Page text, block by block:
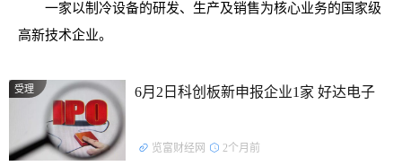
一家以制冷设备的研发、生产及销售为核心业务的国家级
高新技术企业。
受理 6月2日科创板新申报企业1家 好达电子
览富财经网 2个月前